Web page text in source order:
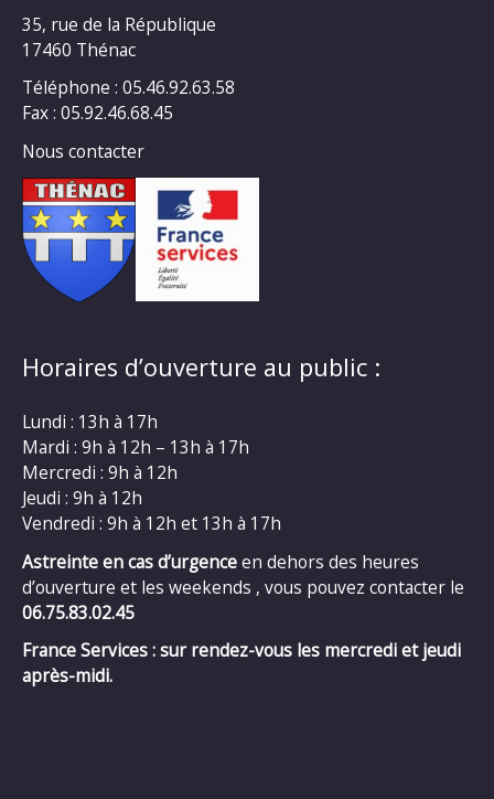
35, rue de la République
17460 Thénac
Téléphone : 05.46.92.63.58
Fax : 05.92.46.68.45
Nous contacter
Horaires d’ouverture au public :
Lundi : 13h à 17h
Mardi : 9h à 12h – 13h à 17h
Mercredi : 9h à 12h
Jeudi : 9h à 12h
Vendredi : 9h à 12h et 13h à 17h
Astreinte en cas d’urgenceen dehors des heures
d’ouverture et les weekends , vous pouvez contacter le
06.75.83.02.45
France Services : sur rendez-vous les mercredi et jeudi
après-midi.